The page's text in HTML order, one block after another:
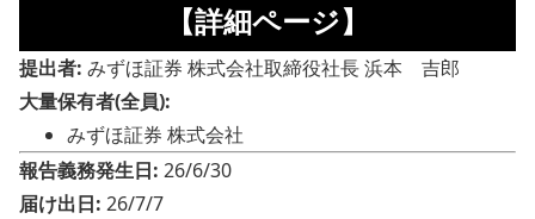
【詳細ページ】
提出者: みずほ証券 株式会社取締役社長 浜本 吉郎
大量保有者(全員):
みずほ証券 株式会社
報告義務発生日: 26/6/30
届け出日: 26/7/7